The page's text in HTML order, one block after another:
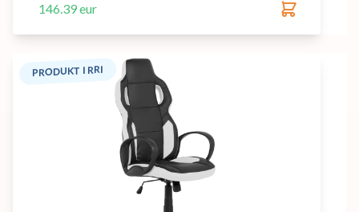
146.39 eur
PRODUKT I RRI